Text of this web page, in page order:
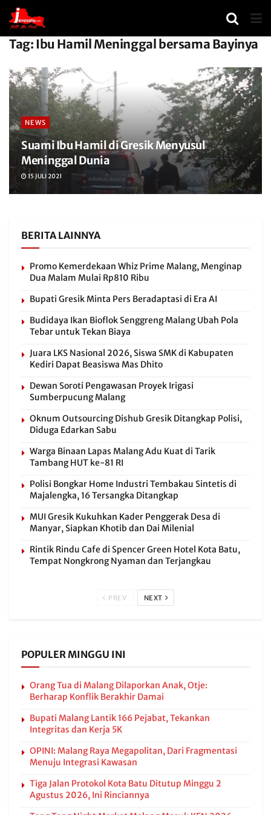
Tag: Ibu Hamil Meninggal bersama Bayinya
NEWS
Suami Ibu Hamil di Gresik Menyusul
Meninggal Dunia
15 JULI 2021
BERITA LAINNYA
Promo Kemerdekaan Whiz Prime Malang, Menginap
Dua Malam Mulai Rp810 Ribu
Bupati Gresik Minta Pers Beradaptasi di Era AI
Budidaya Ikan Bioflok Senggreng Malang Ubah Pola
Tebar untuk Tekan Biaya
Juara LKS Nasional 2026, Siswa SMK di Kabupaten
Kediri Dapat Beasiswa Mas Dhito
Dewan Soroti Pengawasan Proyek Irigasi
Sumberpucung Malang
Oknum Outsourcing Dishub Gresik Ditangkap Polisi,
Diduga Edarkan Sabu
Warga Binaan Lapas Malang Adu Kuat di Tarik
Tambang HUT ke-81 RI
Polisi Bongkar Home Industri Tembakau Sintetis di
Majalengka, 16 Tersangka Ditangkap
MUI Gresik Kukuhkan Kader Penggerak Desa di
Manyar, Siapkan Khotib dan Dai Milenial
Rintik Rindu Cafe di Spencer Green Hotel Kota Batu,
Tempat Nongkrong Nyaman dan Terjangkau
PREV NEXT
POPULER MINGGU INI
Orang Tua di Malang Dilaporkan Anak, Otje:
Berharap Konflik Berakhir Damai
Bupati Malang Lantik 166 Pejabat, Tekankan
Integritas dan Kerja 5K
OPINI: Malang Raya Megapolitan, Dari Fragmentasi
Menuju Integrasi Kawasan
Tiga Jalan Protokol Kota Batu Ditutup Minggu 2
Agustus 2026, Ini Rinciannya